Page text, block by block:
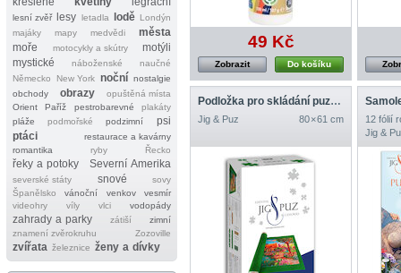
lesní zvěř lesy letadla lodě Londýn
majáky
mapy medvědi
města
moře
motocykly a skútry
motýli
mystické
náboženské
naučné
Německo
New York noční nostalgie
obchody
obrazy
opuštěná místa
Orient
Paříž pestrobarevné
plakáty
pláže
podmořské podzimní
psi
ptáci
restaurace a kavárny
romantika
ryby Řecko
řeky a potoky Severní Amerika
severské státy snové
sovy
Španělsko
vánoční venkov
vesmír
videohry
víly vlci vodopády
zahrady a parky zátiší
zimní
znamení zvěrokruhu
Zozoville
zvířata železnice ženy a dívky
49 Kč
Do košíku
Zobrazit
Podložka pro skládání puzzlí s 300–1000 dílky
80 × 61 cm
Jig & Puz
12 fólií
Jig &